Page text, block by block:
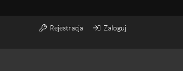
Rejestracja Zaloguj